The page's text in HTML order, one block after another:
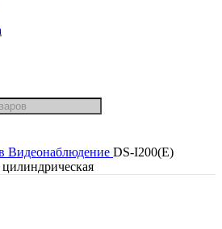
Видеонаблюдение DS-I200(E)